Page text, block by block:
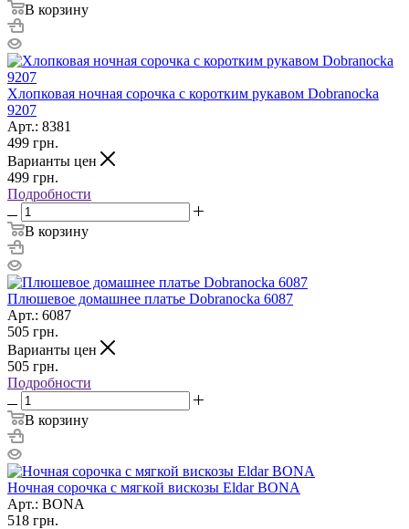
В корзину
Хлопковая ночная сорочка с коротким рукавом Dobranocka
9207
Арт.: 8381
499 грн.
Варианты цен
499 грн.
Подробности
В корзину
Плюшевое домашнее платье Dobranocka 6087
Арт.: 6087
505 грн.
Варианты цен
505 грн.
Подробности
В корзину
Ночная сорочка с мягкой вискозы Eldar BONA
Арт.: BONA
518 грн.